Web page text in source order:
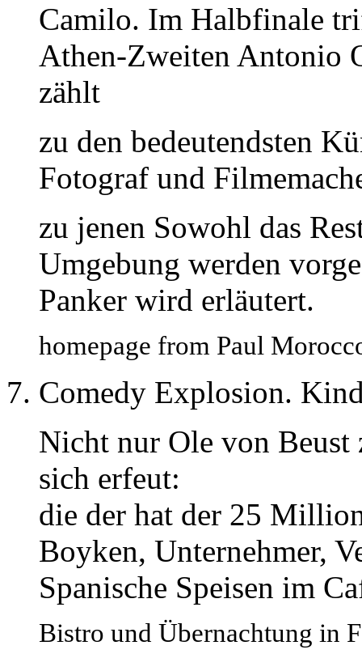
Camilo. Im Halbfinale
Athen-Zweiten Antonio
zählt
zu den bedeutendsten
Fotograf und
zu jenen Sowohl das
Umgebung werden
Panker wird erläutert.
homepage from Paul
Comedy Explosion.
Nicht nur Ole von Beust
sich erfeut:
die der hat der 25
Boyken, Unternehmer,
Spanische Speisen im
Bistro und Übernachtung in